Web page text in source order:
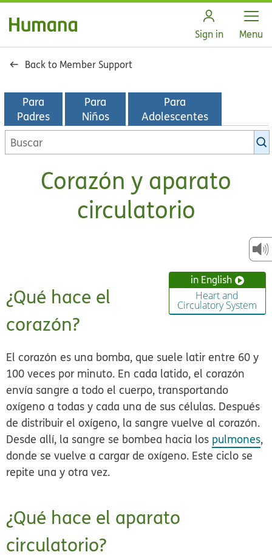
Sign in Open
Menu
Back to Member Support
Para
Padres
Para
Niños
Para
Adolescentes
Buscar
en
bibliotecaCorazón y aparato
circulatorio
in English
Heart and
Circulatory System
¿Qué hace el
corazón?
El corazón es una bomba, que suele latir entre 60 y
100 veces por minuto. En cada latido, el corazón
envía sangre a todo el cuerpo, transportando
oxígeno a todas y cada una de sus células. Después
de distribuir el oxígeno, la sangre vuelve al corazón.
Desde allí, la sangre se bombea hacia los pulmones,
donde se vuelve a cargar de oxígeno. Este ciclo se
repite una y otra vez.
¿Qué hace el aparato
circulatorio?